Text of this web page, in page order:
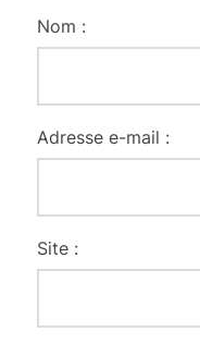
Nom :
Adresse e-mail :
Site :